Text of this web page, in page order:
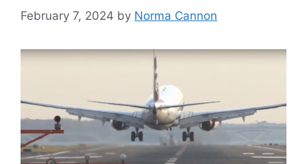
February 7, 2024 by Norma Cannon